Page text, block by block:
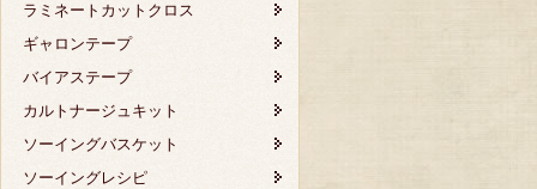
ラミネートカットクロス
ギャロンテープ
バイアステープ
カルトナージュキット
ソーイングバスケット
ソーイングレシピ